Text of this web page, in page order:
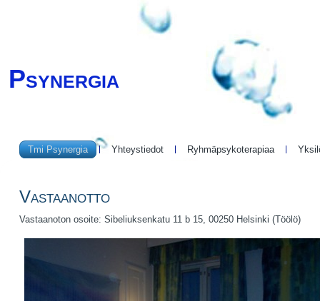
Psynergia
Tmi Psynergia Yhteystiedot Ryhmäpsykoterapiaa
Vastaanotto
Vastaanoton osoite: Sibeliuksenkatu 11 b 15, 00250 Helsinki (Töölö)